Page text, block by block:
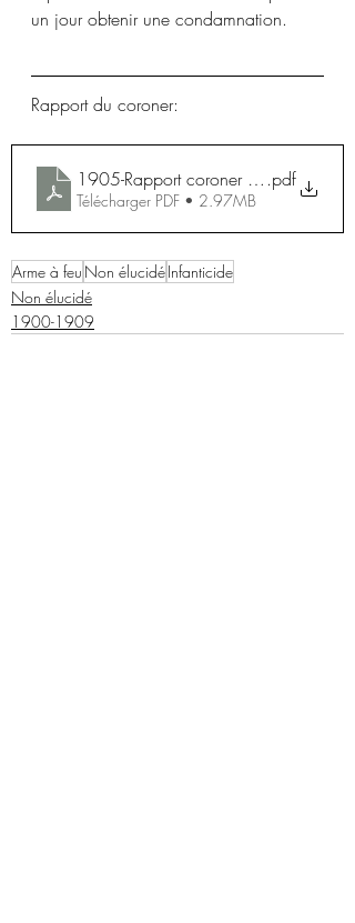
un jour obtenir une condamnation.
Rapport du coroner:
1905-Rapport coroner Ralph Andosca
.pdf
Télécharger PDF • 2.97MB
Arme à feu Non élucidéInfanticide
Non élucidé
1900-1909